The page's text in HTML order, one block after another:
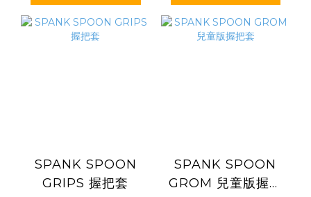
SPANK SPOON
GRIPS 握把套
SPANK SPOON
GROM 兒童版握把